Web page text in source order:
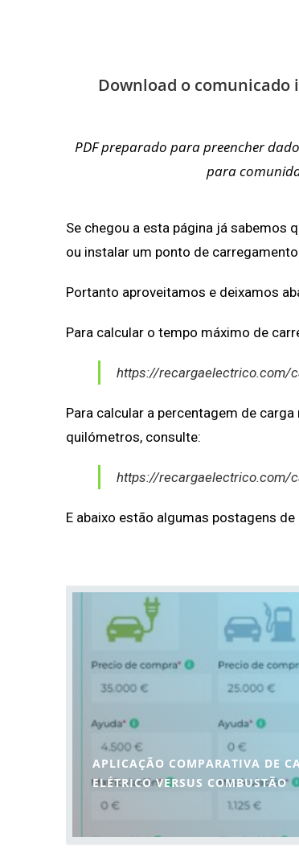
Download o
PDF preparado para preencher
para
Se chegou a esta página já sabemos
ou instalar um ponto de
Portanto aproveitamos e deixamos
Para calcular o tempo máximo de
https://recargaelectrico.com/
Para calcular a percentagem de
quilómetros, consulte:
https://recargaelectrico.com/
E abaixo estão algumas postagens
APLICAÇÃO COMPARATIVA DE
ELÉTRICO VERSUS COMBUSTÃO